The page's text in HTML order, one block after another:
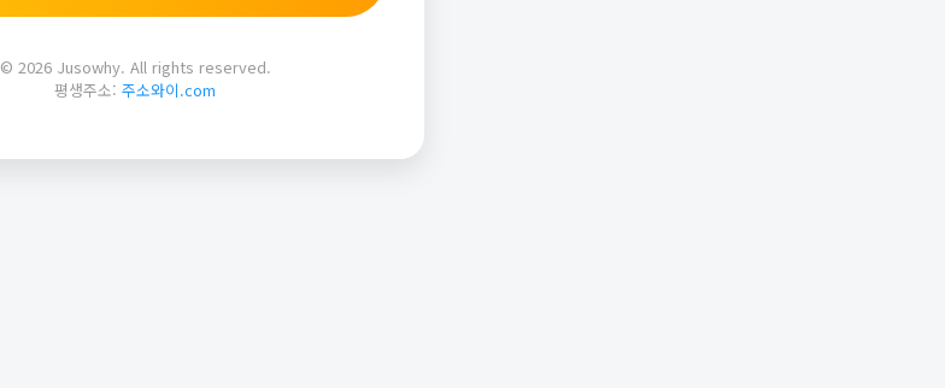
© 2026 Jusowhy. All rights reserved.
평생주소: 주소와이.com